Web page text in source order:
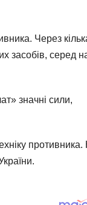
Через
засобів, серед
значні сили,